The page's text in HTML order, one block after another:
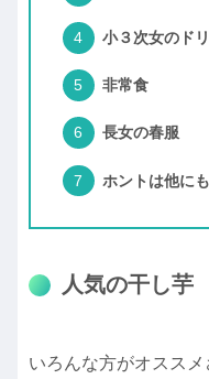
小３次女のド
非常食
長女の春服
ホントは他に
人気の干し芋
いろんな方がオスス